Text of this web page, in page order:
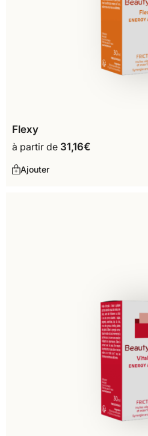
Flexy
à partir de 31,16€
Ajouter